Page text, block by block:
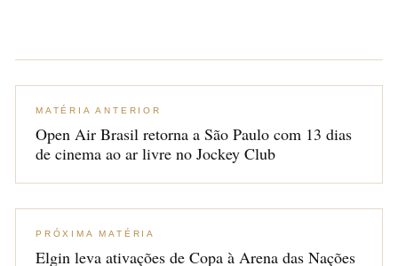
MATÉRIA ANTERIOR
Open Air Brasil retorna a São Paulo com 13 dias
de cinema ao ar livre no Jockey Club
PRÓXIMA MATÉRIA
Elgin leva ativações de Copa à Arena das Nações